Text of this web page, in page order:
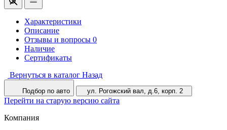
Характеристики
Описание
Отзывы и вопросы 0
Наличие
Сертификаты
Вернуться в каталог Назад
Подбор по авто ул. Рогожский вал, д.6, корп. 2
Перейти на старую версию сайта
Компания